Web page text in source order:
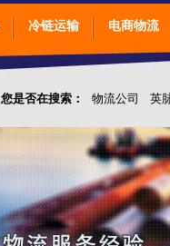
冷链运输 电商物流
您是否在搜索： 物流公司 英
仓储综合专业定制物流 上海